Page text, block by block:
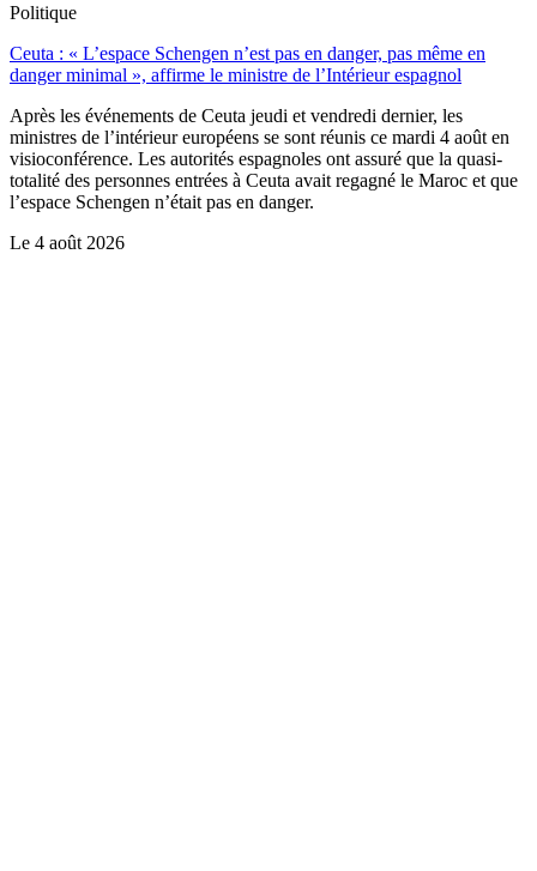
Politique
Ceuta : « L’espace Schengen n’est pas en danger, pas même en
danger minimal », affirme le ministre de l’Intérieur espagnol
Après les événements de Ceuta jeudi et vendredi dernier, les
ministres de l’intérieur européens se sont réunis ce mardi 4 août en
visioconférence. Les autorités espagnoles ont assuré que la quasi-
totalité des personnes entrées à Ceuta avait regagné le Maroc et que
l’espace Schengen n’était pas en danger.
Le 4 août 2026